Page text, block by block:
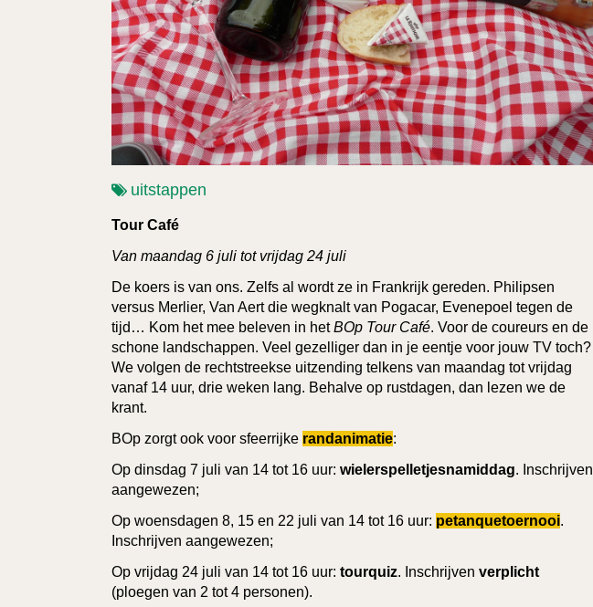
uitstappen
Tour Café
Van maandag 6 juli tot vrijdag 24 juli
De koers is van ons. Zelfs al wordt ze in Frankrijk gereden. Philipsen
versus Merlier, Van Aert die wegknalt van Pogacar, Evenepoel tegen de
tijd… Kom het mee beleven in hetBOp Tour Café. Voor de coureurs en de
schone landschappen. Veel gezelliger dan in je eentje voor jouw TV toch?
We volgen de rechtstreekse uitzending telkens van maandag tot vrijdag
vanaf 14 uur, drie weken lang. Behalve op rustdagen, dan lezen we de
krant.
BOp zorgt ook voor sfeerrijke randanimatie:
Op dinsdag 7 juli van 14 tot 16 uur: wielerspelletjesnamiddag. Inschrijven
aangewezen;
Op woensdagen 8, 15 en 22 juli van 14 tot 16 uur: petanquetoernooi.
Inschrijven aangewezen;
Op vrijdag 24 juli van 14 tot 16 uur: tourquiz. Inschrijven verplicht
(ploegen van 2 tot 4 personen).